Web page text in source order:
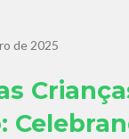
de 2025